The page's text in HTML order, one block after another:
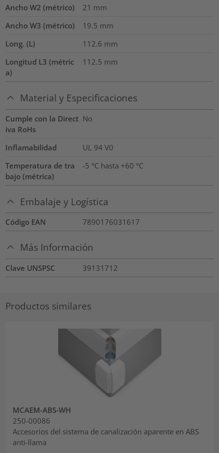
Ancho W2 (métrico) 21 mm
Ancho W3 (métrico)
19.5 mm
Long. (L)
112.6 mm
Longitud L3 (métric
a)
112.5 mm
Material y Especificaciones
Cumple con la Direct
iva RoHs
No
Inflamabilidad
UL 94 V0
Temperatura de tra
bajo (métrica)
-5 °C hasta +60 °C
Embalaje y Logística
Código EAN 7890176031617
Más Información
Clave UNSPSC 39131712
Productos similares
MCAEM-ABS-WH
250-00086
Accesorios del sistema de canalización aparente en ABS
anti-llama